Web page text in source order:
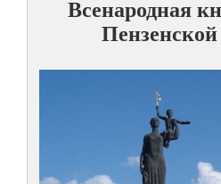
Всенародная
Пензенской